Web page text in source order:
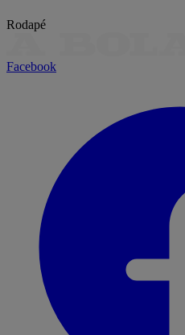
Rodapé
Facebook